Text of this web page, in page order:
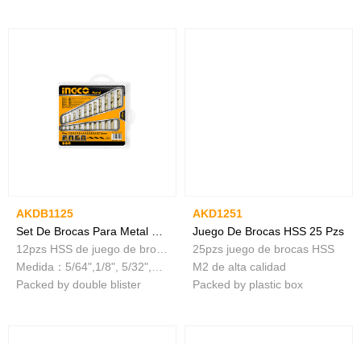
AKDB1125
Set De Brocas Para Metal HSS -12 piezas
12pzs HSS de juego de brocas helicoidales
Medida：5/64",1/8", 5/32",3/16",1/4",5/16"
Packed by double blister
AKD1251
Juego De Brocas HSS 25 Pzs
25pzs juego de brocas HSS
M2 de alta calidad
Packed by plastic box